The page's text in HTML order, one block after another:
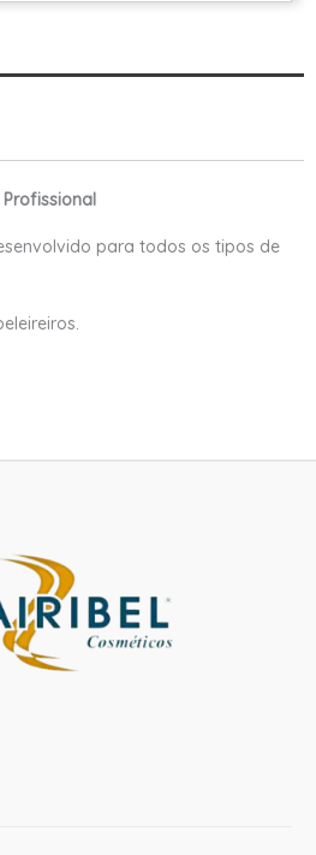
para todos os tipos de